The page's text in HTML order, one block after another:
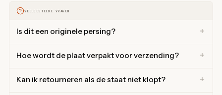
VEELGESTELDE VRAGEN
Is dit een originele persing?
Hoe wordt de plaat verpakt voor verzending?
Kan ik retourneren als de staat niet klopt?